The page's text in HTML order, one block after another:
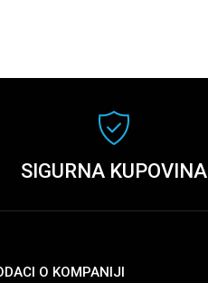
SIGURNA KUPOVINA
O KOMPANIJI